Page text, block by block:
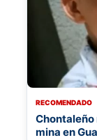
RECOMENDADO
Chontaleño
mina en